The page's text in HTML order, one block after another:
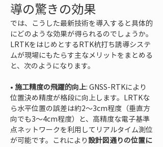
導の驚きの効果
では、こうした最新技術を導入すると具体的
にどのような効果が得られるのでしょうか。
LRTKをはじめとするRTK杭打ち誘導システ
ムが現場にもたらす主なメリットをまとめる
と、次のようになります。
• 施工精度の飛躍的向上: GNSS-RTKにより
位置決め精度が格段に向上します。LRTKな
ら水平位置の誤差は約2〜3cm程度（垂直方
向でも3〜4cm程度）と、高精度な電子基準
点ネットワークを利用してリアルタイム測位
が可能です。これにより設計図通りの位置に